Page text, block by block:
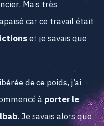
Mais très
car ce travail était
et je savais que
de ce poids, j’ai
àporter le
. Je savais alors que